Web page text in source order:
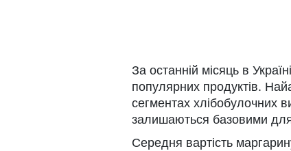
За останній місяць в
популярних продуктів.
сегментах хлібобулочних
залишаються базовими
Середня вартість